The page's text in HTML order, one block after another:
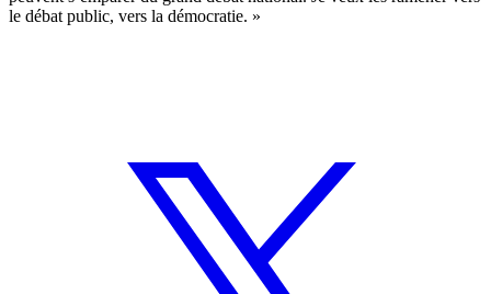
le débat public, vers la démocratie. »